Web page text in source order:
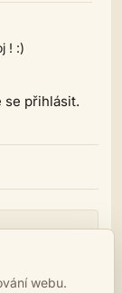
! :)
se přihlásit.
webu.